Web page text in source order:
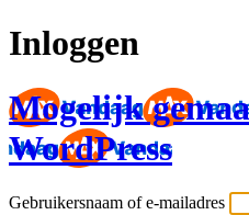
Inloggen
Mogelijk
WordPress
Gebruikersnaam of e-mailadres